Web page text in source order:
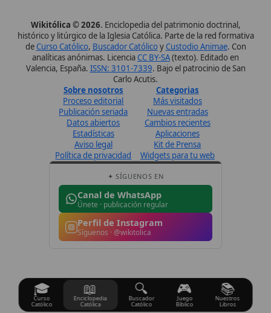
Perfil de Instagram
Síguenos · @wikitolica